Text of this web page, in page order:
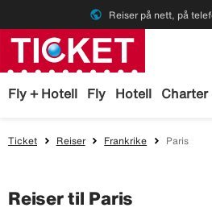
public Reiser på nett, på
Fly + Hotell Fly Hotell Charter
Ticket Reiser Frankrike Paris
Reiser til Paris